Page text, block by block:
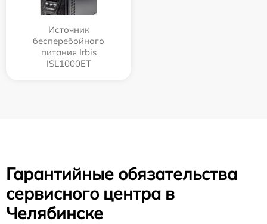
Источник
бесперебойного
питания Irbis
ISL1000ET
Гарантийные обязательства
сервисного центра в
Челябинске